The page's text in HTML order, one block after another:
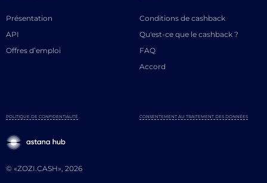
Présentation
API
Offres d’emploi
Conditions de cashback
Qu'est-ce que le cashback ?
FAQ
Accord
© «ZOZI.CASH», 2026
POLITIQUE DE CONFIDENTIALITÉ CONSENTEMENT AU TRAITEMENT DES DONNÉES